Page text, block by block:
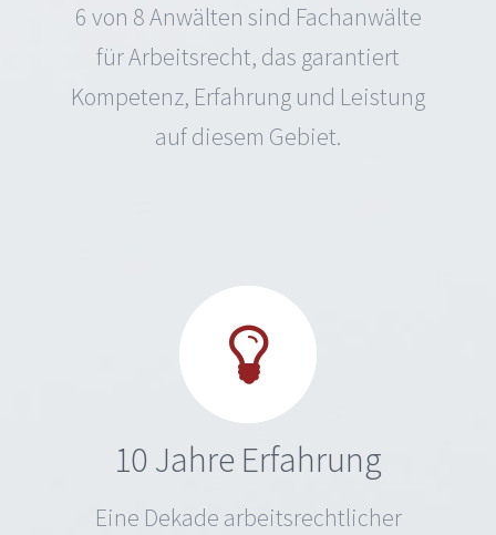
6 von 8 Anwälten sind Fachanwälte
für Arbeitsrecht, das garantiert
Kompetenz, Erfahrung und Leistung
auf diesem Gebiet.
10 Jahre Erfahrung
Eine Dekade arbeitsrechtlicher